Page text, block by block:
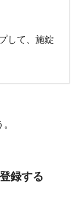
して、施錠
録する